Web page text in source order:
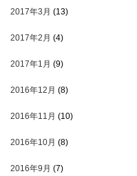
2017年3月 (13)
2017年2月 (4)
2017年1月 (9)
2016年12月 (8)
2016年11月 (10)
2016年10月 (8)
2016年9月 (7)